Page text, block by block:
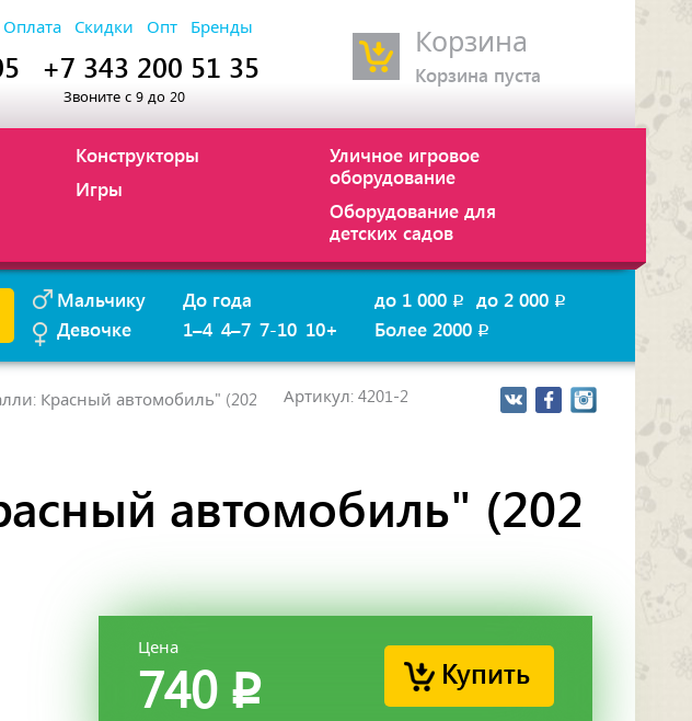
Корзина
Корзина пуста
Оплата Скидки Опт Бренды
+7 343 200 51 35
Звоните с 9 до 20
Конструкторы
Игры
Уличное игровое
оборудование
Оборудование для
детских садов
Мальчику
Девочке
До года
1–4 4–7 7-10 10+
до 1 000 p до 2 000 p
Более 2000 p
Артикул: 4201-2
Красный автомобиль" (202
автомобиль" (202
Купить
Цена
740 p